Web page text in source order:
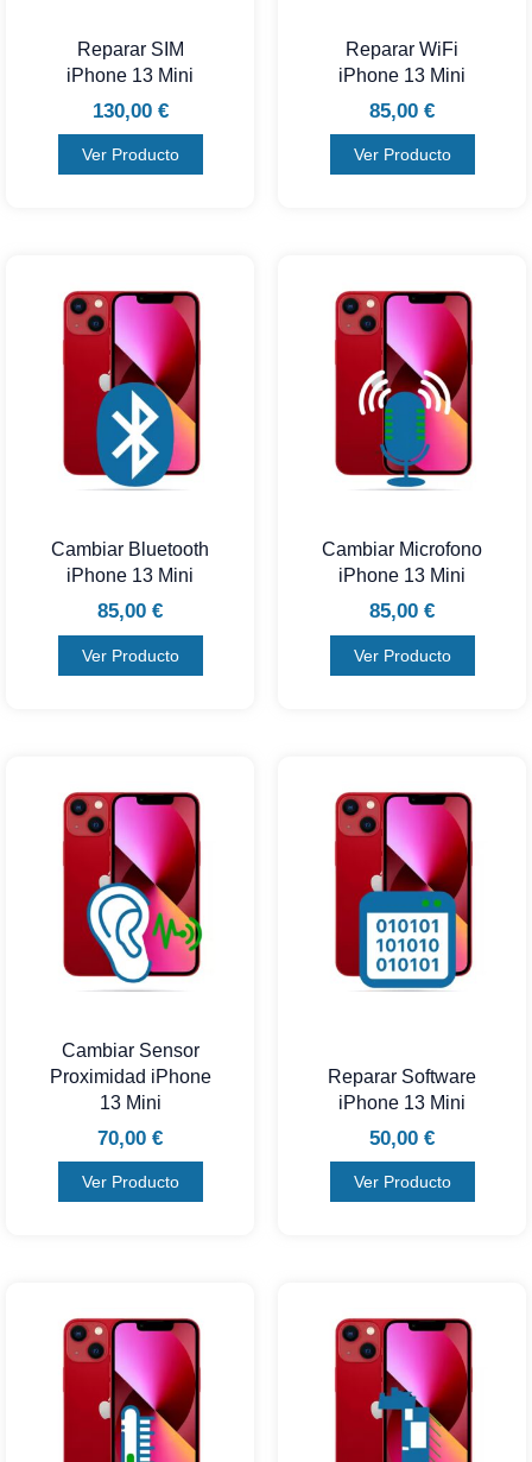
Reparar SIM
iPhone 13 Mini
130,00 €
Ver Producto
Reparar WiFi
iPhone 13 Mini
85,00 €
Ver Producto
Cambiar Bluetooth
iPhone 13 Mini
85,00 €
Ver Producto
Cambiar Microfono
iPhone 13 Mini
85,00 €
Ver Producto
Cambiar Sensor
Proximidad iPhone
13 Mini
70,00 €
Ver Producto
Reparar Software
iPhone 13 Mini
50,00 €
Ver Producto